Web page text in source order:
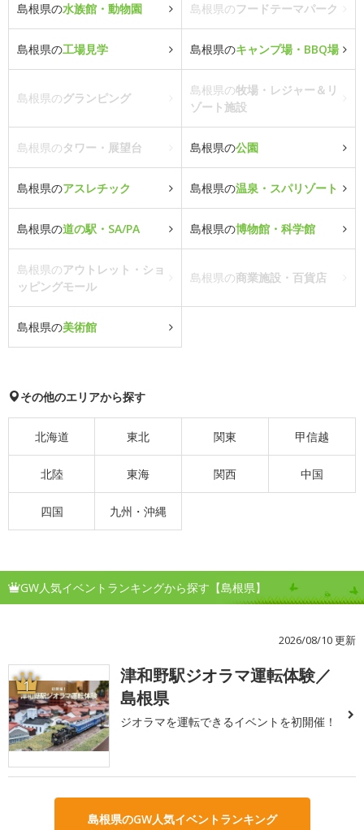
島根県の水族館・動物園 島根県のフードテーマパーク
島根県の工場見学 島根県のキャンプ場・BBQ場
島根県のグランピング
島根県の牧場・レジャー＆リ
ゾート施設
島根県のタワー・展望台 島根県の公園
島根県のアスレチック 島根県の温泉・スパリゾート
島根県の道の駅・SA/PA 島根県の博物館・科学館
島根県のアウトレット・ショ
ッピングモール
島根県の商業施設・百貨店
島根県の美術館
その他のエリアから探す
北海道 東北 関東 甲信越
北陸 東海 関西 中国
四国 九州・沖縄
GW人気イベントランキングから探す【島根県】
2026/08/10 更新
1
津和野駅ジオラマ運転体験／
島根県
ジオラマを運転できるイベントを初開催！
島根県のGW人気イベントランキング